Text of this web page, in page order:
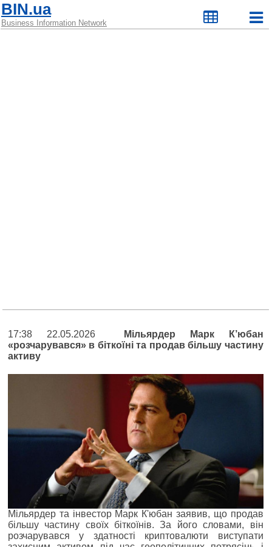
BIN.ua
Business Information Network
17:38 22.05.2026
Мільярдер Марк К’юбан
«розчарувався» в біткоїні та продав більшу частину
активу
Мільярдер та інвестор Марк К'юбан заявив, що продав
більшу частину своїх біткоїнів. За його словами, він
розчарувався у здатності криптовалюти виступати